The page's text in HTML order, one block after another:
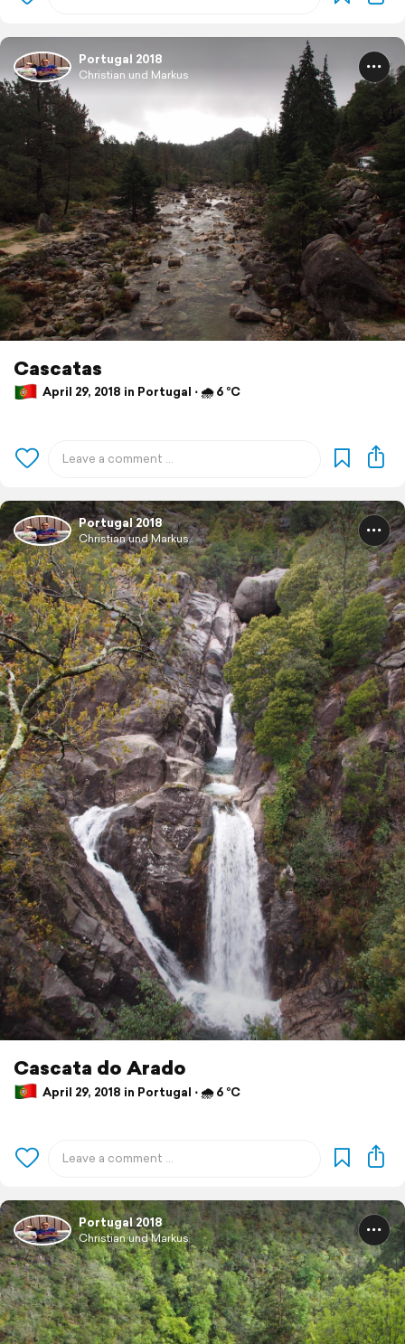
Portugal 2018
Christian und Markus
Cascatas
April 29, 2018 in Portugal ⋅ 🌧 6 °C
Portugal 2018
Christian und Markus
Cascata do Arado
April 29, 2018 in Portugal ⋅ 🌧 6 °C
Portugal 2018
Christian und Markus